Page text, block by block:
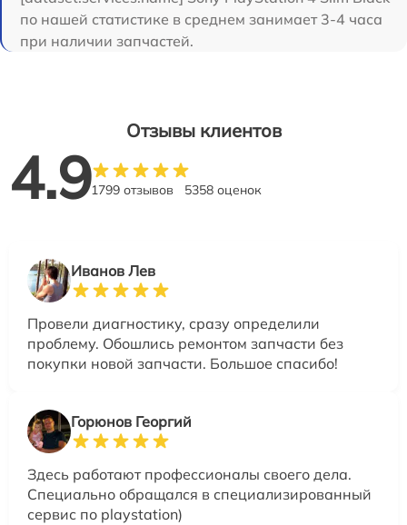
по нашей статистике в среднем занимает 3-4 часа
при наличии запчастей.
Отзывы клиентов
4.91799 отзывов 5358 оценок
Иванов Лев
Провели диагностику, сразу определили
проблему. Обошлись ремонтом запчасти без
покупки новой запчасти. Большое спасибо!
Горюнов Георгий
Здесь работают профессионалы своего дела.
Специально обращался в специализированный
сервис по playstation)